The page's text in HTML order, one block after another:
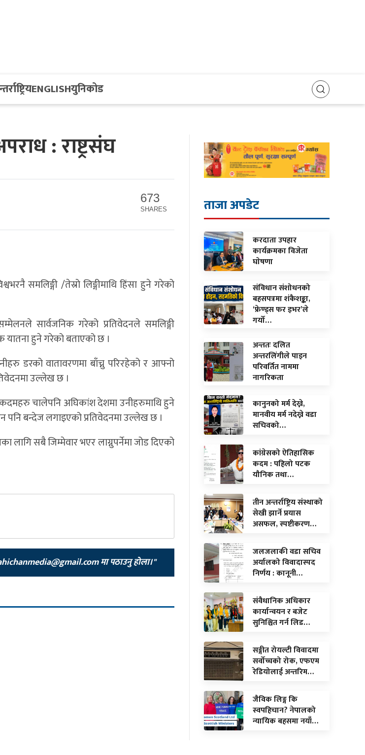
ENGLISHयुनिकोड
: राष्ट्रसंघ
673
SHARES
समलिङ्गी /तेस्रो लिङ्गीमाथि हिंसा हुने गरेको
सार्वजनिक गरेको प्रतिवेदनले समलिङ्गी
यातना हुने गरेको बताएको छ ।
डरको वातावरणमा बाँच्नु परिरहेको र आफ्नो
उल्लेख छ ।
कदमहरु चालेपनि अघिकांश देशमा उनीहरुमाथि हुने
पनि बन्देज लगाइएको प्रतिवेदनमा उल्लेख छ ।
लागि सबै जिम्मेवार भएर लाग्नुपर्नेमा जोड दिएको
मा पठाउनु होला।"
ताजा अपडेट
करदाता उपहार
कार्यक्रमका विजेता
घाेषणा
संविधान संशोधनको
बहसपत्रमा शंकैशङ्का,
‘फ्रेण्ड्स फर इभर’ले
गर्यो…
अन्ततः दलित
अन्तरलिंगीले पाइन
परिवर्तित नाममा
नागरिकता
कानुनको मर्म देख्ने,
मानवीय मर्म नदेख्ने वडा
सचिवको…
कांग्रेसको ऐतिहासिक
कदम : पहिलो पटक
यौनिक तथा…
तीन अन्तर्राष्ट्रिय संस्थाको
सेखी झार्ने प्रयास
असफल, स्पष्टीकरण…
जलजलाकी वडा सचिव
अर्यालको विवादास्पद
निर्णय : कानूनी…
संवैधानिक अधिकार
कार्यान्वयन र बजेट
सुनिश्चित गर्न लिड…
सङ्गीत रोयल्टी विवादमा
सर्वोच्चको रोक, एफएम
रेडियोलाई अन्तरिम…
जैविक लिङ्ग कि
स्वपहिचान? नेपालको
न्यायिक बहसमा नयाँ…